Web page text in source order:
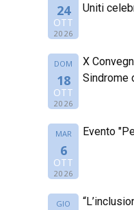
24
OTT
2026
Uniti
DOM
18
OTT
2026
X
Sindrome
MAR
6
OTT
2026
Evento
GIO